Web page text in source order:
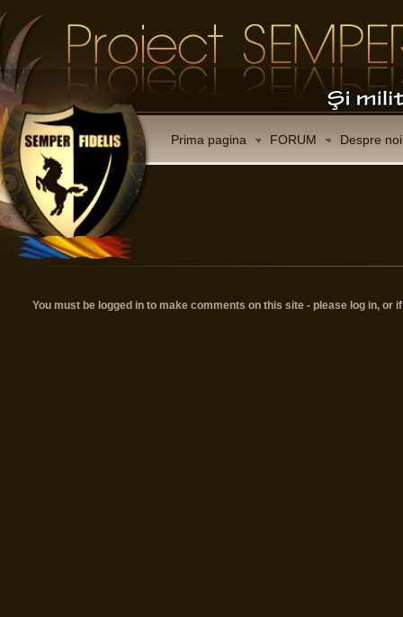
Prima pagina FORUM Despre noi
You must be logged in to make comments on this site - please log in,